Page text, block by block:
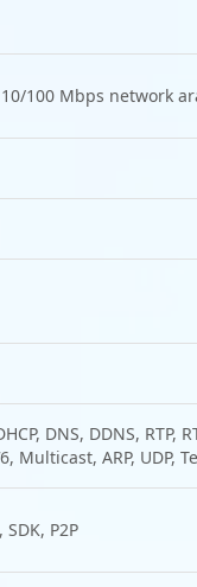
100 Mbps network
DNS, DDNS, RTP,
Multicast, ARP, UDP,
SDK, P2P